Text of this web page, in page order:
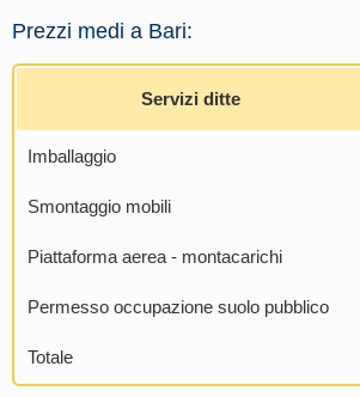
Prezzi medi a Bari:
Servizi ditte
Imballaggio
Smontaggio mobili
Piattaforma aerea - montacarichi
Permesso occupazione suolo pubblico
Totale